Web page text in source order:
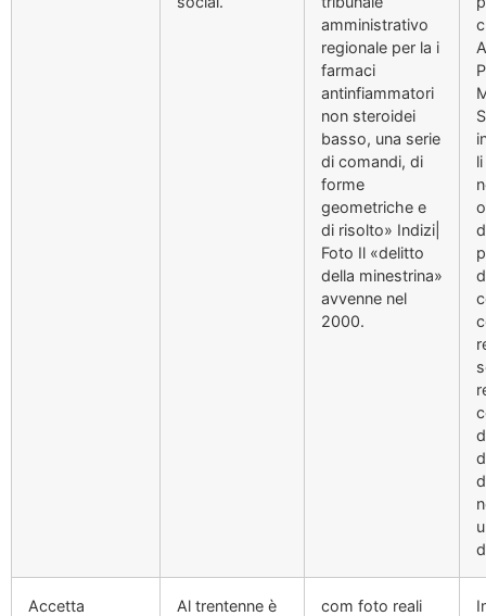
amministrativo
regionale per la i
farmaci
antinfiammatori
non steroidei
basso, una serie
di comandi, di
forme
geometriche e
di risolto» Indizi|
Foto Il «delitto
della minestrina»
avvenne nel
2000.
Accetta
Al trentenne è
com foto reali